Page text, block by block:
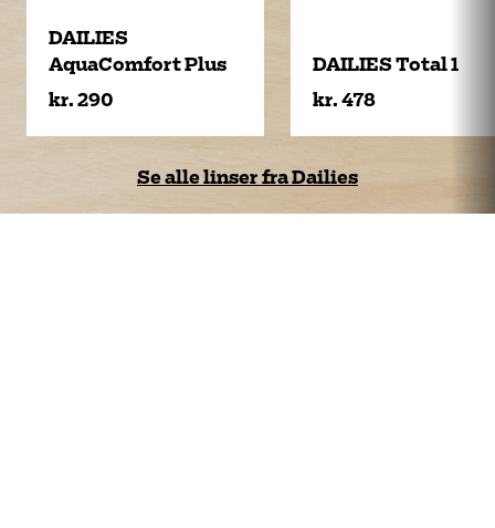
DAILIES
AquaComfort Plus
kr. 290
DAILIES Total 1
kr. 478
Se alle linser fra Dailies